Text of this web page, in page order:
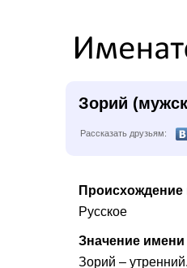
Зорий
Рассказать друзьям:
Русское
Значение
Зорий – утренний.